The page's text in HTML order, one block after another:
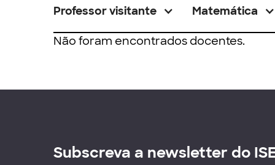
Professor visitante Matemática
Não foram encontrados docentes.
Subscreva a newsletter do